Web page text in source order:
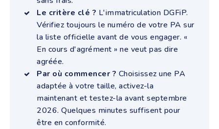
Le critère clé ? L'immatriculation DGFiP.
Vérifiez toujours le numéro de votre PA sur
la liste officielle avant de vous engager. «
En cours d'agrément » ne veut pas dire
agréée.
Par où commencer ? Choisissez une PA
adaptée à votre taille, activez-la
maintenant et testez-la avant septembre
2026. Quelques minutes suffisent pour
être en conformité.